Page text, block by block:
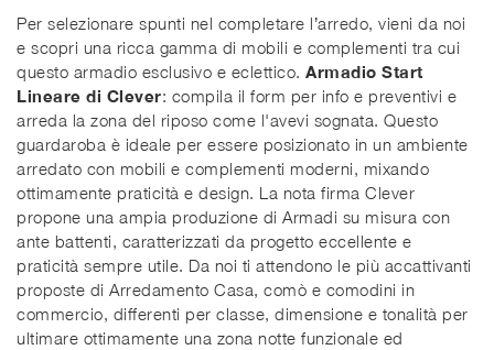
Per selezionare spunti nel completare l’arredo, vieni da noi
e scopri una ricca gamma di mobili e complementi tra cui
questo armadio esclusivo e eclettico. Armadio Start
Lineare di Clever: compila il form per info e preventivi e
arreda la zona del riposo come l'avevi sognata. Questo
guardaroba è ideale per essere posizionato in un ambiente
arredato con mobili e complementi moderni, mixando
ottimamente praticità e design. La nota firma Clever
propone una ampia produzione di Armadi su misura con
ante battenti, caratterizzati da progetto eccellente e
praticità sempre utile. Da noi ti attendono le più accattivanti
proposte di Arredamento Casa, comò e comodini in
commercio, differenti per classe, dimensione e tonalità per
ultimare ottimamente una zona notte funzionale ed